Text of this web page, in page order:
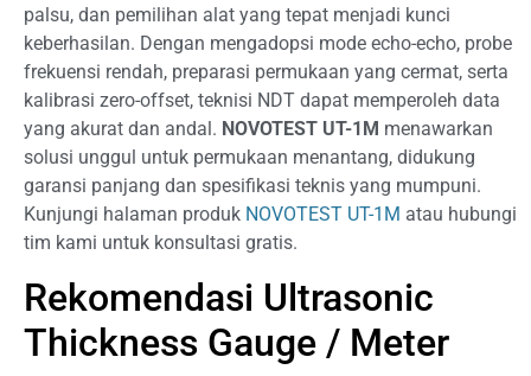
palsu, dan pemilihan alat yang tepat menjadi kunci
keberhasilan. Dengan mengadopsi mode echo-echo, probe
frekuensi rendah, preparasi permukaan yang cermat, serta
kalibrasi zero-offset, teknisi NDT dapat memperoleh data
yang akurat dan andal. NOVOTEST UT-1M menawarkan
solusi unggul untuk permukaan menantang, didukung
garansi panjang dan spesifikasi teknis yang mumpuni.
Kunjungi halaman produk NOVOTEST UT-1M atau hubungi
tim kami untuk konsultasi gratis.
Rekomendasi Ultrasonic
Thickness Gauge / Meter